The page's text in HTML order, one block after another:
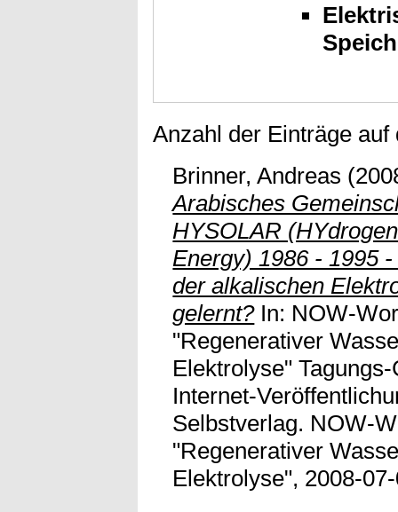
Anzahl der Einträge
Brinner, Andreas
Arabisches
HYSOLAR
Energy) 1986 - 1995
der alkalischen
gelernt?In: NOW-
"Regenerativer
Elektrolyse"
Internet-
Selbstverlag. NOW-
"Regenerativer
Elektrolyse", 2008-